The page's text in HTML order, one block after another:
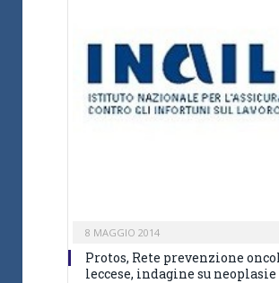
8 MAGGIO 2014
Protos, Rete prevenzione
leccese, indagine su neoplasie